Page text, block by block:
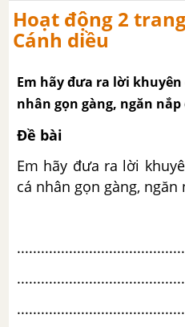
Hoạt động 2
Cánh diều
Em hãy đưa ra lời
nhân gọn gàng, ngăn
Đề bài
Em hãy đưa ra lời
cá nhân gọn gàng, ngăn